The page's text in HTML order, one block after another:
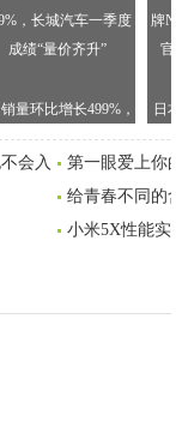
量环比增长499%，
汽车一季度成绩“量
价齐升”
日
会入
第一眼爱上你
给青春不同的
小米5X性能实